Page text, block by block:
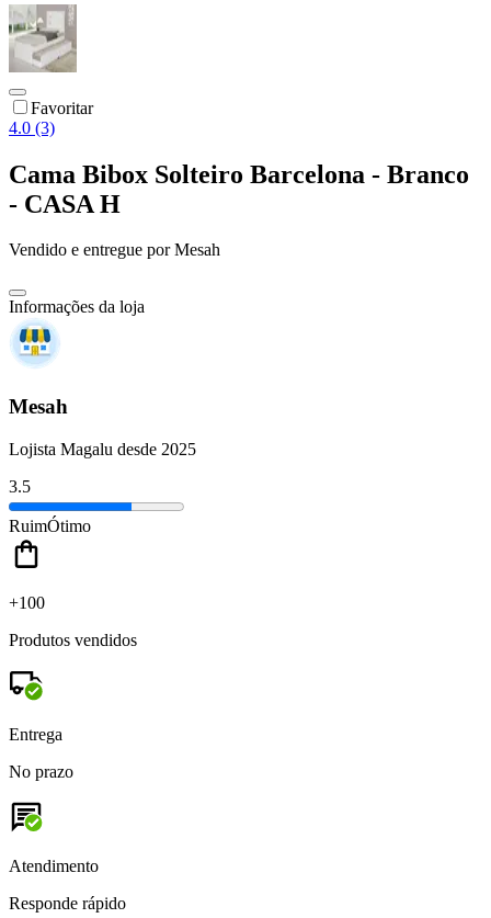
Favoritar
4.0 (3)
Cama Bibox Solteiro Barcelona - Branco
- CASA H
Vendido e entregue por Mesah
Informações da loja
Mesah
Lojista Magalu desde 2025
3.5
RuimÓtimo
+100
Produtos vendidos
Entrega
No prazo
Atendimento
Responde rápido